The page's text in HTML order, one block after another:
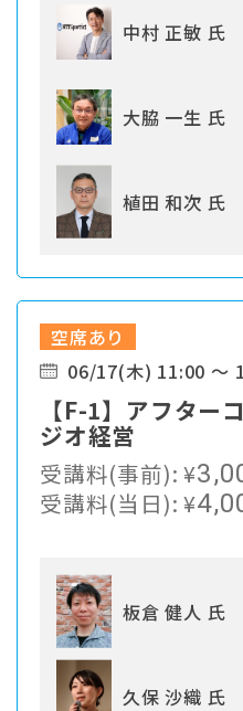
中村 正敏 氏
大脇 一生 氏
植田 和次 氏
空席あり
06/17(木) 11:00 ～
【F-1】アフター
ジオ経営
受講料(事前):¥
受講料(当日):¥
板倉 健人 氏
久保 沙織 氏